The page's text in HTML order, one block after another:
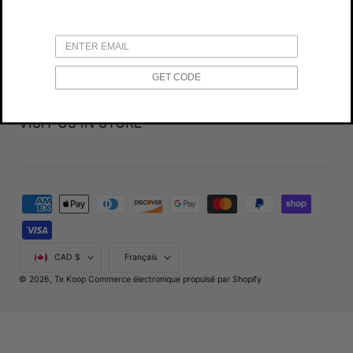
TE KOOP
VISIT US IN STORE
CAD $ Français
© 2026, Te Koop Commerce électronique propulsé par Shopify
paiement
GET CODE